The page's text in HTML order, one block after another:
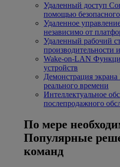
Удаленный доступ
помощью
Удаленное
независимо от
Удаленный рабочий
производительности
Wake-on-LAN
устройств
Демонстрация экрана
реального времени
Интеллектуальное
послепродажного
По мере
Популярные
команд